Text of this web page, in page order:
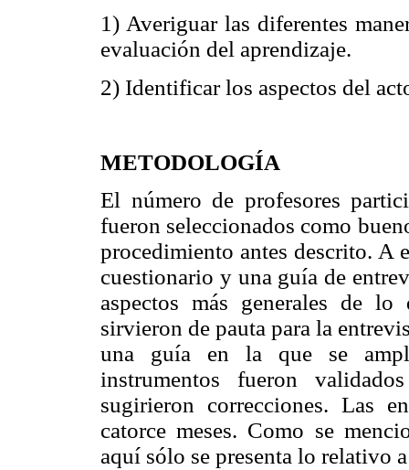
1) Averiguar las diferentes
evaluación del aprendizaje.
2) Identificar los aspectos del
METODOLOGÍA
El número de profesores
fueron seleccionados como
procedimiento antes descrito. A
cuestionario y una guía de
aspectos más generales de
sirvieron de pauta para la
una guía en la que se
instrumentos fueron
sugirieron correcciones. Las
catorce meses. Como se
aquí sólo se presenta lo relativo